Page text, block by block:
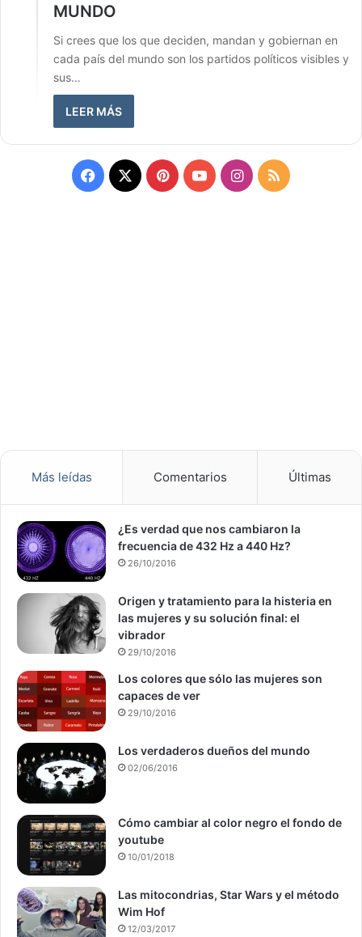
MUNDO
Si crees que los que deciden, mandan y gobiernan en
cada país del mundo son los partidos políticos visibles y
sus…
LEER MÁS
Facebook
X PinterestYouTubeInstagram
RSS
Más leídas Comentarios Últimas
¿Es verdad que nos cambiaron la
frecuencia de 432 Hz a 440 Hz?
26/10/2016
Origen y tratamiento para la histeria en
las mujeres y su solución final: el
vibrador
29/10/2016
Los colores que sólo las mujeres son
capaces de ver
29/10/2016
Los verdaderos dueños del mundo
02/06/2016
Cómo cambiar al color negro el fondo de
youtube
10/01/2018
Las mitocondrias, Star Wars y el método
Wim Hof
12/03/2017